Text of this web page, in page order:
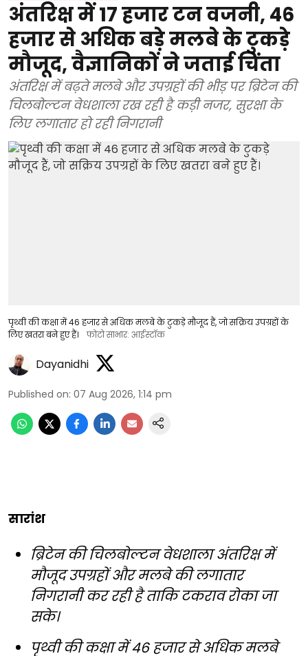
अंतरिक्ष में 17 हजार टन वजनी, 46
हजार से अधिक बड़े मलबे के टुकड़े
मौजूद, वैज्ञानिकों ने जताई चिंता
अंतरिक्ष में बढ़ते मलबे और उपग्रहों की भीड़ पर ब्रिटेन की
चिलबोल्टन वेधशाला रख रही है कड़ी नजर, सुरक्षा के
लिए लगातार हो रही निगरानी
पृथ्वी की कक्षा में 46 हजार से अधिक मलबे के टुकड़े मौजूद हैं, जो सक्रिय उपग्रहों के
लिए खतरा बने हुए हैं।
फोटो साभार: आईस्टॉक
Dayanidhi
Published on: 07 Aug 2026, 1:14 pm
सारांश
ब्रिटेन की चिलबोल्टन वेधशाला अंतरिक्ष में
मौजूद उपग्रहों और मलबे की लगातार
निगरानी कर रही है ताकि टकराव रोका जा
सके।
पृथ्वी की कक्षा में 46 हजार से अधिक मलबे